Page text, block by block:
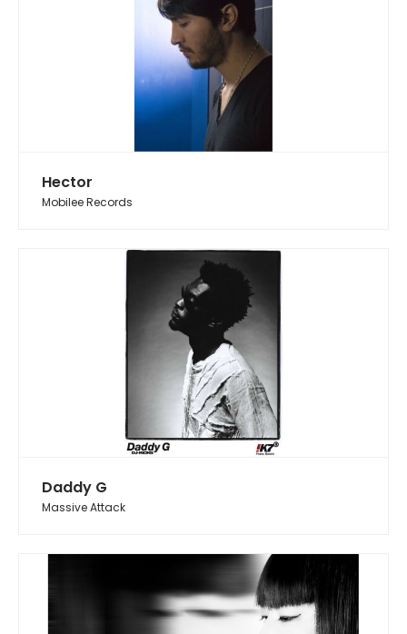
Hector
Mobilee Records
Daddy G
Massive Attack